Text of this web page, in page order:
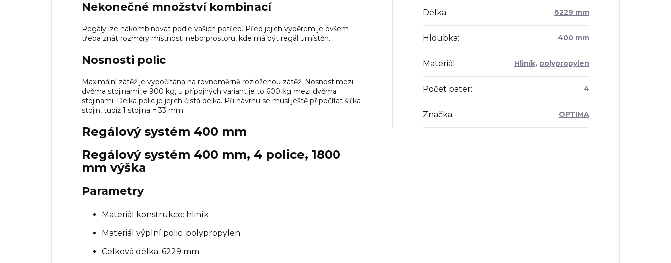
Nekonečné množství kombinací
Regály lze nakombinovat podle vašich potřeb. Před jejich výběrem je ovšem
třeba znát rozměry místnosti nebo prostoru, kde má být regál umístěn.
Nosnosti polic
Maximální zátěž je vypočítána na rovnoměrně rozloženou zátěž. Nosnost mezi
dvěma stojinami je 900 kg, u přípojných variant je to 600 kg mezi dvěma
stojinami. Délka polic je jejich čistá délka. Při návrhu se musí ještě připočítat šířka
stojin, tudíž 1 stojina = 33 mm.
Regálový systém 400 mm
Regálový systém 400 mm, 4 police, 1800
mm výška
Parametry
Materiál konstrukce: hliník
Materiál výplní polic: polypropylen
Celková délka: 6229 mm
Délka: 6229 mm
Hloubka: 400 mm
Materiál : Hliník, polypropylen
Počet pater: 4
Značka: OPTIMA